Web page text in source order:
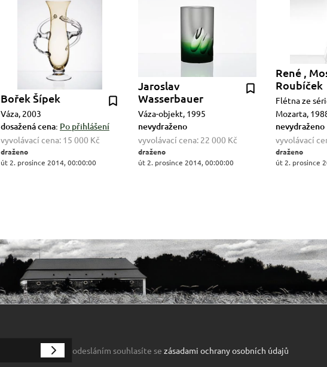
Bořek Šípek
Váza, 2003
dosažená cena: Po přihlášení
vyvolávací cena: 15 000 Kč
draženo
út 2. prosince 2014, 00:00:00
Jaroslav
Wasserbauer
Váza-objekt, 1995
nevydraženo
vyvolávací cena: 22 000 Kč
draženo
út 2. prosince 2014, 00:00:00
René ,
Roubíček
Flétna ze
Mozarta,
nevydraženo
vyvolávací
draženo
út 2. prosince
odesláním souhlasíte se zásadami ochrany osobních údajů